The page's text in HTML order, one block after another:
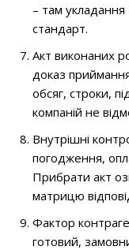
– там укладання
стандарт.
Акт виконаних
доказ
обсяг, строки,
компаній не
Внутрішні
погодження,
Прибрати акт
матрицю
Фактор
готовий,